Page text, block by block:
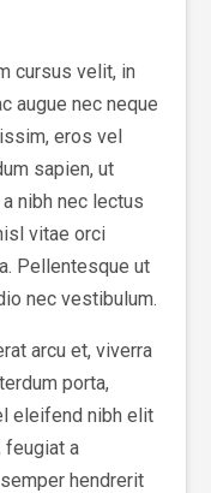
cursus velit, in
augue nec neque
eros vel
sapien, ut
nibh nec lectus
vitae orci
Pellentesque ut
nec vestibulum.
arcu et, viverra
porta,
eleifend nibh elit
feugiat a
hendrerit